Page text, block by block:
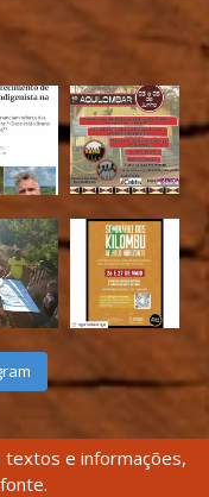
textos e informações,